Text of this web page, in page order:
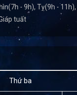
- 9h), Tỵ(9h -
tuất
Thứ ba